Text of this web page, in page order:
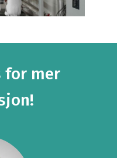
for mer